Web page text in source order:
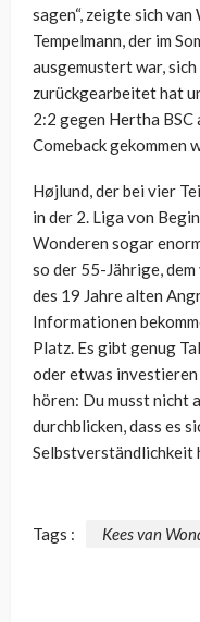
sagen“, zeigte sich
Tempelmann, der im
ausgemustert war,
zurückgearbeitet hat
2:2 gegen Hertha BSC
Comeback gekommen
Højlund, der bei vier
in der 2. Liga von
Wonderen sogar
so der 55-Jährige,
des 19 Jahre alten
Informationen
Platz. Es gibt genug
oder etwas
hören: Du musst nicht
durchblicken, dass es
Selbstverständlichkeit
Tags : Kees van